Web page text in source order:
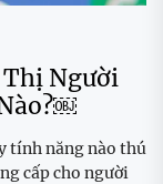
Người
tính năng nào thú
cấp cho người